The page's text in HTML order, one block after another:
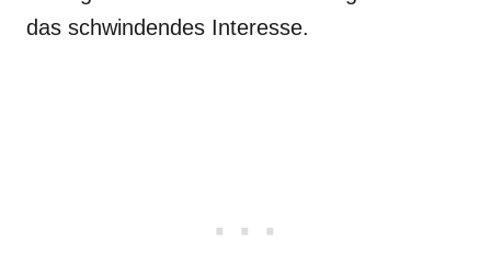
das schwindendes Interesse.